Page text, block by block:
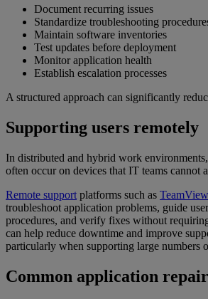
Document recurring issues
Standardize troubleshooting
Maintain software inventories
Test updates before deployment
Monitor application health
Establish escalation processes
A structured approach can significantly
Supporting users remotely
In distributed and hybrid work
often occur on devices that IT teams cannot
Remote support platforms such as
troubleshoot application problems, guide
procedures, and verify fixes without
can help reduce downtime and improve
particularly when supporting large numbers
Common application repair